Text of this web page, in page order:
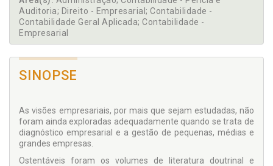
Auditoria; Direito - Empresarial; Contabilidade -
Contabilidade Geral Aplicada; Contabilidade -
Empresarial
SINOPSE
As visões empresariais, por mais que sejam estudadas, não
foram ainda exploradas adequadamente quando se trata de
diagnóstico empresarial e a gestão de pequenas, médias e
grandes empresas.
Ostentáveis foram os volumes de literatura doutrinal e